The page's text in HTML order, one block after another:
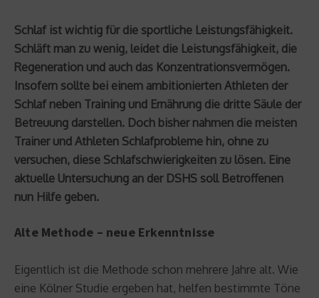
Schlaf ist wichtig für die sportliche Leistungsfähigkeit.
Schläft man zu wenig, leidet die Leistungsfähigkeit, die
Regeneration und auch das Konzentrationsvermögen.
Insofern sollte bei einem ambitionierten Athleten der
Schlaf neben Training und Ernährung die dritte Säule der
Betreuung darstellen. Doch bisher nahmen die meisten
Trainer und Athleten Schlafprobleme hin, ohne zu
versuchen, diese Schlafschwierigkeiten zu lösen. Eine
aktuelle Untersuchung an der DSHS soll Betroffenen
nun Hilfe geben.
Alte Methode – neue Erkenntnisse
Eigentlich ist die Methode schon mehrere Jahre alt. Wie
eine Kölner Studie ergeben hat, helfen bestimmte Töne